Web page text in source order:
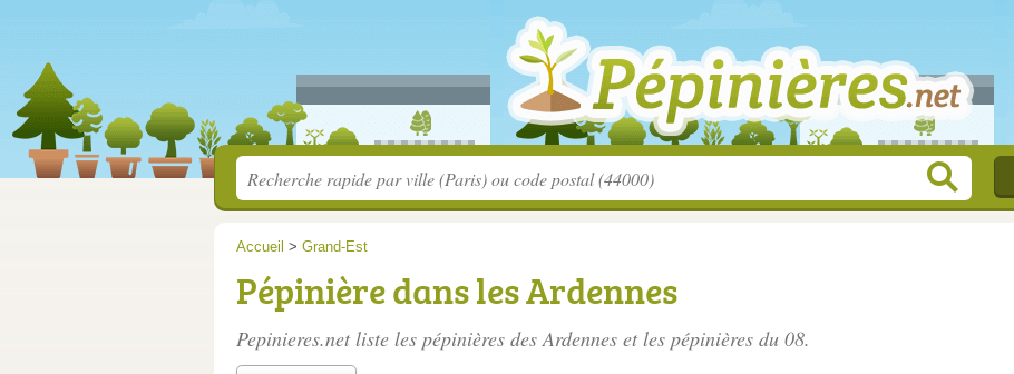
Accueil > Grand-Est
Pépinière dans les Ardennes
Pepinieres.net liste les pépinières des Ardennes et les pépinières du 08.